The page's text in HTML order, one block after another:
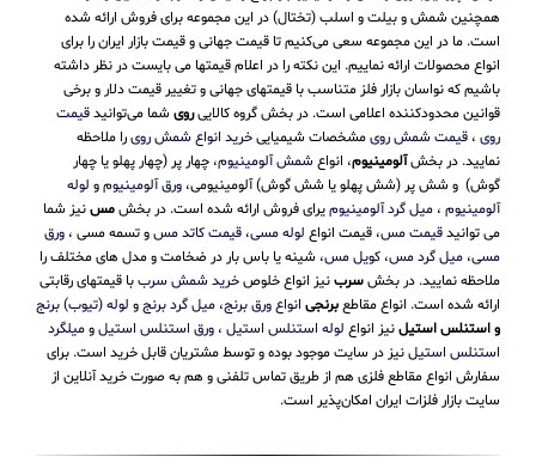
گوش، پروفیل) روی و مس و آلومینیوم و برنج و نیکل و سرب و استیل و …و
همچنین شمش و بیلت و اسلب (تختال) در این مجموعه برای فروش ارائه شده
است. ما در این مجموعه سعی می‌کنیم تا قیمت جهانی و قیمت بازار ایران را برای
انواع محصولات ارائه نماییم. این نکته را در اعلام قیمتها می بایست در نظر داشته
باشیم که نواسان بازار فلز متناسب با قیمتهای جهانی و تغییر قیمت دلار و برخی
قوانین محدودکننده اعلامی است. در بخش گروه کالایی رویشما می‌توانیدقیمت
روی، قیمت شمش رویمشخصات شیمیاییخرید انواع شمش رویرا ملاحظه
نمایید. در بخش آلومینیوم، انواعشمش آلومینیوم، چهار پر (چهار پهلو یا چهار
گوش) و شش پر (شش پهلو یا شش گوش) آلومینیومی،ورق آلومینیومو لوله
آلومینیوم ،میل گرد آلومینیومیرای فروش ارائه شده است. در بخشمسنیز شما
می توانید قیمت مس ، قیمت انواعلوله مسی قیمت کاتد مسو تسمه مسی ،ورق
مسی،میل گرد مس،کویل مس، شینه یا باس بار در ضخامت و مدل های مختلف را
ملاحظه نمایید. در بخشسربنیز انواع خلوصخرید شمش سرببا قیمتهای رقابتی
ارائه شده است. انواع مقاطعبرنجیانواع ورق برنج ، میل گرد برنج ولوله (تیوب) برنج
و استنلس استیلنیز انواعلوله استنلس استیل،ورق استنلس استیلومیلگرد
استنلس استیلنیز در سایت موجود بوده و توسط مشتریان قابل خرید است. برای
سفارش انواع مقاطع فلزی هم از طریق تماس تلفنی و هم به صورت خرید آنلاین از